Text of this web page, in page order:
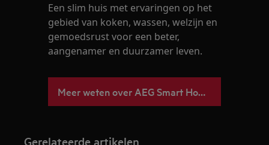
Een slim huis met ervaringen op het
gebied van koken, wassen, welzijn en
gemoedsrust voor een beter,
aangenamer en duurzamer leven.
Meer weten over AEG Smart Home
Gerelateerde artikelen